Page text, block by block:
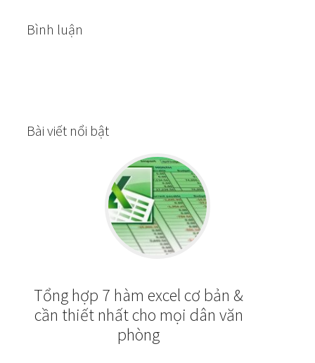
Bình luận
Bài viết nổi bật
Tổng hợp 7 hàm excel cơ bản &
cần thiết nhất cho mọi dân văn
phòng